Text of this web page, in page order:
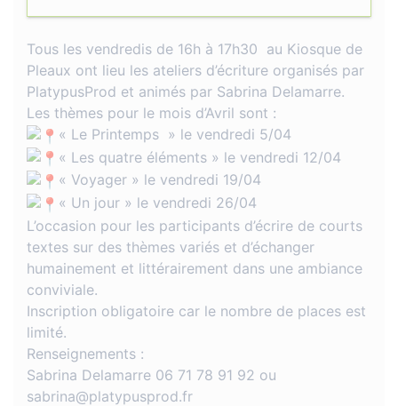
Tous les vendredis de 16h à 17h30 au Kiosque de
Pleaux ont lieu les ateliers d’écriture organisés par
PlatypusProd et animés par Sabrina Delamarre.
Les thèmes pour le mois d’Avril sont :
« Le Printemps » le vendredi 5/04
« Les quatre éléments » le vendredi 12/04
« Voyager » le vendredi 19/04
« Un jour » le vendredi 26/04
L’occasion pour les participants d’écrire de courts
textes sur des thèmes variés et d’échanger
humainement et littérairement dans une ambiance
conviviale.
Inscription obligatoire car le nombre de places est
limité.
Renseignements :
Sabrina Delamarre 06 71 78 91 92 ou
sabrina@platypusprod.fr